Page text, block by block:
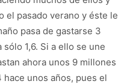
el pasado verano y éste le
pasa de gastarse 3
1,6. Si a ello se une
ahora unos 9 millones
unos años, pues el